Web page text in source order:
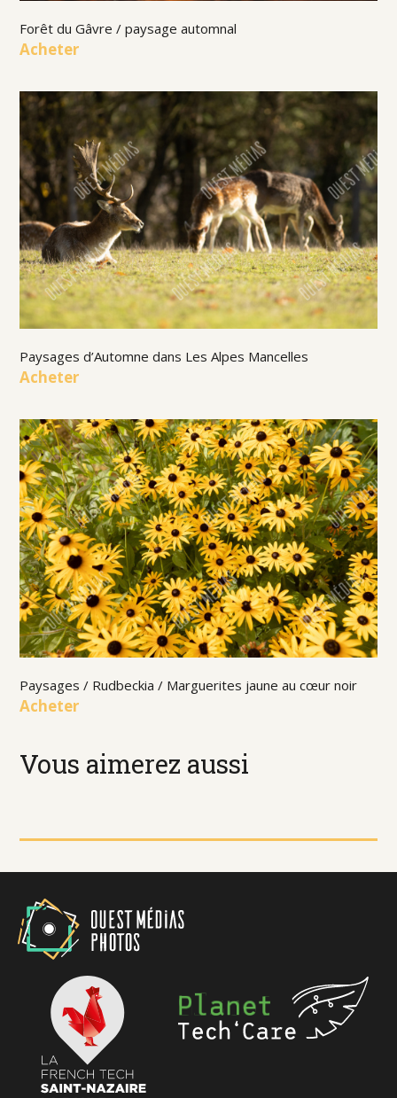
Vous aimerez aussi
Forêt du Gâvre / paysage automnal
Acheter
Paysages d’Automne dans Les Alpes Mancelles
Acheter
Paysages / Rudbeckia / Marguerites jaune au cœur noir
Acheter